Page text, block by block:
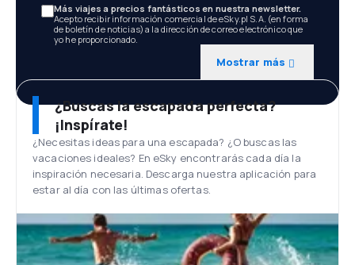
Más viajes a precios fantásticos en nuestra newsletter.
Acepto recibir información comercial de eSky.pl S.A. (en forma
de boletín de noticias) a la dirección de correo electrónico que
yo he proporcionado.
Mostrar más
¿Buscas la escapada perfecta?
¡Inspírate!
¿Necesitas ideas para una escapada? ¿O buscas las
vacaciones ideales? En eSky encontrarás cada día la
inspiración necesaria. Descarga nuestra aplicación para
estar al día con las últimas ofertas.